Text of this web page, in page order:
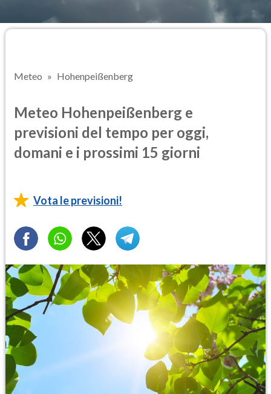
Meteo Hohenpeißenberg
Meteo Hohenpeißenberg e
previsioni del tempo per oggi,
domani e i prossimi 15 giorni
Vota le previsioni!